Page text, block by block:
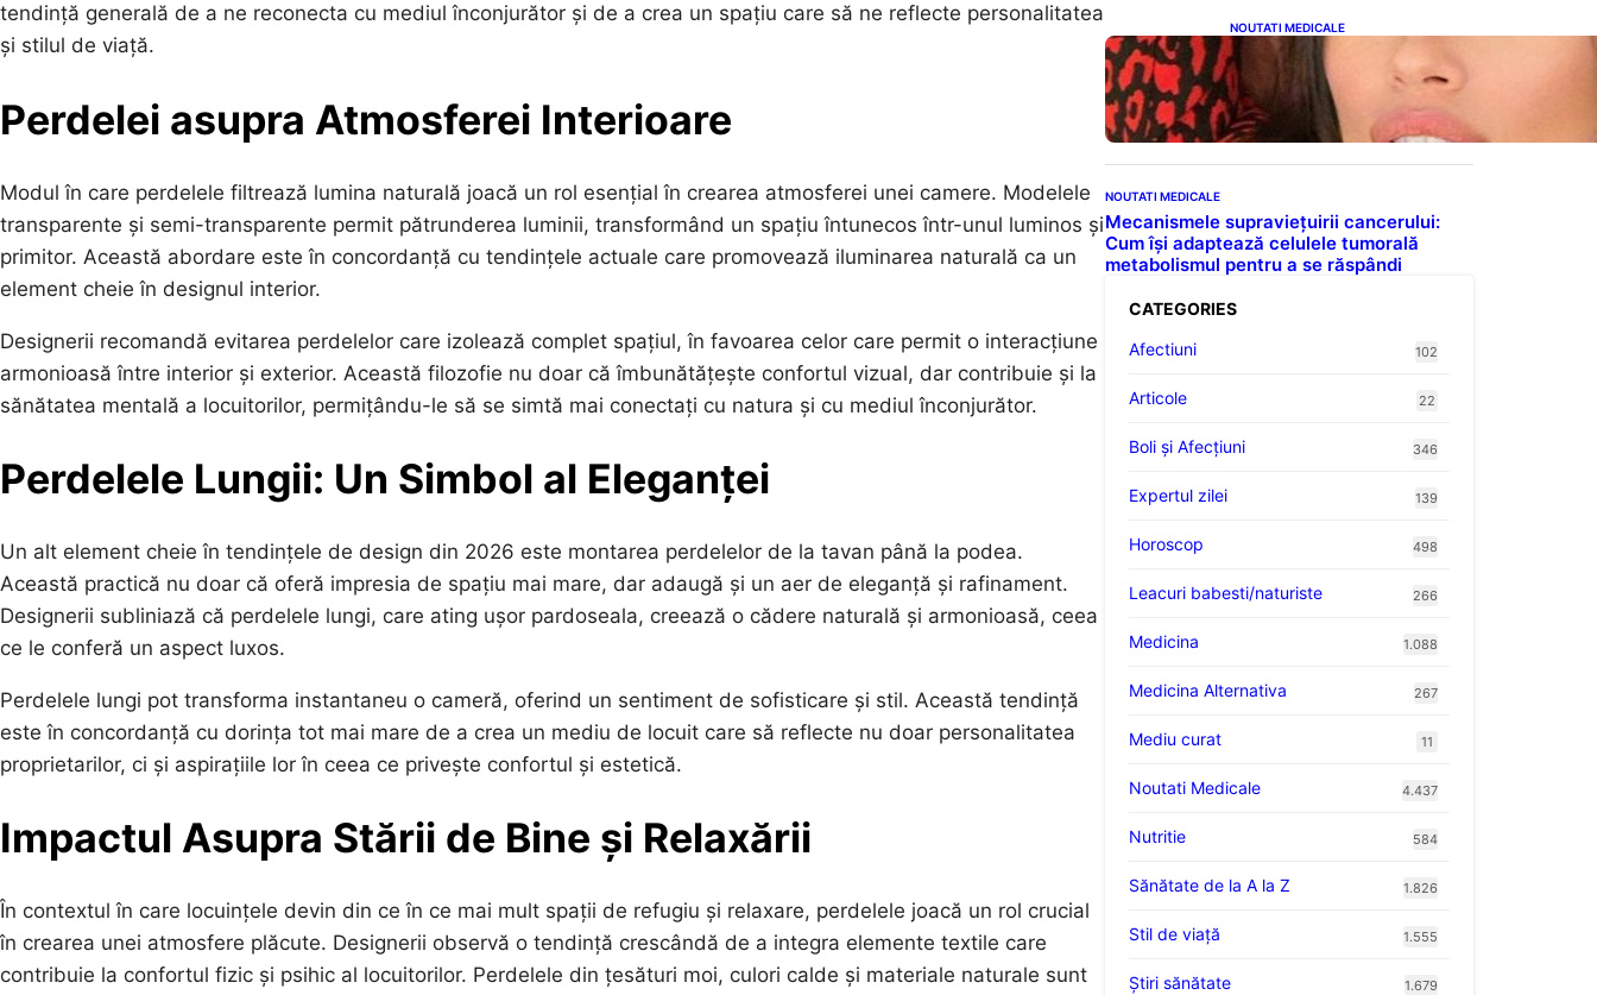
tendință generală de a ne reconecta cu mediul înconjurător și de a crea un spațiu care să ne reflecte personalitatea
și stilul de viață.
Perdelei asupra Atmosferei Interioare
Modul în care perdelele filtrează lumina naturală joacă un rol esențial în crearea atmosferei unei camere. Modelele
transparente și semi-transparente permit pătrunderea luminii, transformând un spațiu întunecos într-unul luminos și
primitor. Această abordare este în concordanță cu tendințele actuale care promovează iluminarea naturală ca un
element cheie în designul interior.
Designerii recomandă evitarea perdelelor care izolează complet spațiul, în favoarea celor care permit o interacțiune
armonioasă între interior și exterior. Această filozofie nu doar că îmbunătățește confortul vizual, dar contribuie și la
sănătatea mentală a locuitorilor, permițându-le să se simtă mai conectați cu natura și cu mediul înconjurător.
Perdelele Lungii: Un Simbol al Eleganței
Un alt element cheie în tendințele de design din 2026 este montarea perdelelor de la tavan până la podea.
Această practică nu doar că oferă impresia de spațiu mai mare, dar adaugă și un aer de eleganță și rafinament.
Designerii subliniază că perdelele lungi, care ating ușor pardoseala, creează o cădere naturală și armonioasă, ceea
ce le conferă un aspect luxos.
Perdelele lungi pot transforma instantaneu o cameră, oferind un sentiment de sofisticare și stil. Această tendință
este în concordanță cu dorința tot mai mare de a crea un mediu de locuit care să reflecte nu doar personalitatea
proprietarilor, ci și aspirațiile lor în ceea ce privește confortul și estetică.
Impactul Asupra Stării de Bine și Relaxării
În contextul în care locuințele devin din ce în ce mai mult spații de refugiu și relaxare, perdelele joacă un rol crucial
în crearea unei atmosfere plăcute. Designerii observă o tendință crescândă de a integra elemente textile care
contribuie la confortul fizic și psihic al locuitorilor. Perdelele din țesături moi, culori calde și materiale naturale sunt
NOUTATI MEDICALE
Alina Pușcău și Lupta cu
Metastaza: O Poveste de
Curaj și Inspirație
NOUTATI MEDICALE
Mecanismele supraviețuirii cancerului:
Cum își adaptează celulele tumorală
metabolismul pentru a se răspândi
CATEGORIES
Afectiuni
102
Articole 22
Boli și Afecțiuni 346
Expertul zilei 139
Horoscop 498
Leacuri babesti/naturiste 266
Medicina 1.088
Medicina Alternativa 267
Mediu curat 11
Noutati Medicale 4.437
Nutritie 584
Sănătate de la A la Z 1.826
Stil de viaţă 1.555
Ştiri sănătate 1.679